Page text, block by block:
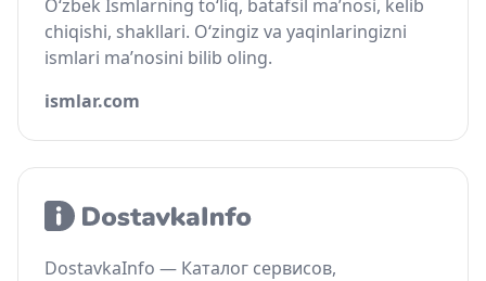
O‘zbek Ismlarning to‘liq, batafsil ma’nosi, kelib
chiqishi, shakllari. O‘zingiz va yaqinlaringizni
ismlari ma’nosini bilib oling.
ismlar.com
DostavkaInfo — Каталог сервисов,